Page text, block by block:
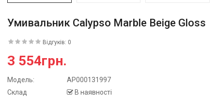
Умивальник Calypso Marble Beige Gloss
Відгуків: 0
3 554грн.
Модель:
АР000131997
Склад
В наявності